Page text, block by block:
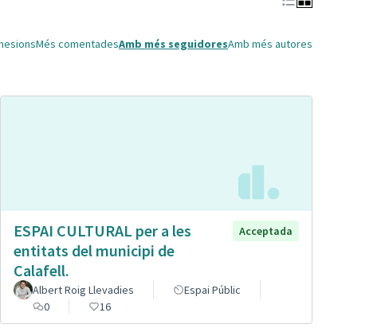
Més comentadesAmb més seguidoresAmb més autores
ESPAI CULTURAL per a les
entitats del municipi de
Calafell.
Acceptada
Albert Roig Llevadies
Espai Públic
0
16